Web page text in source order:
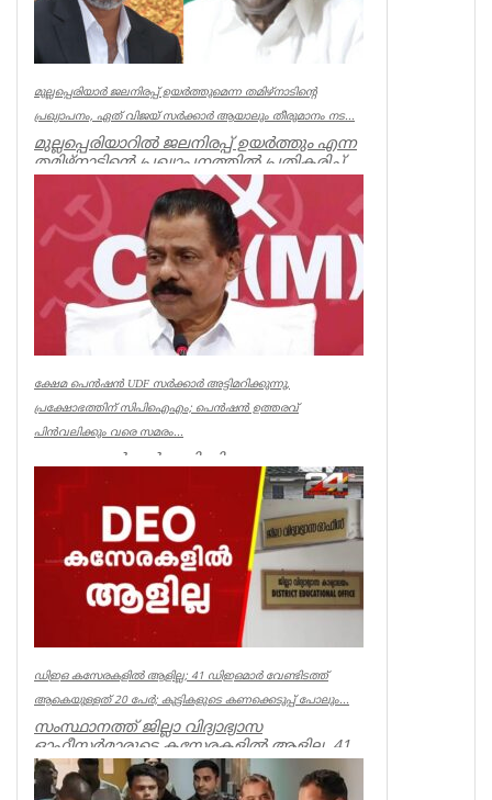
മുല്ലപ്പെരിയാർ ജലനിരപ്പ് ഉയർത്തുമെന്ന തമിഴ്നാടിന്റെ
പ്രഖ്യാപനം, ഏത് വിജയ് സർക്കാർ ആയാലും തീരുമാനം നട...
മുല്ലപ്പെരിയാറിൽ ജലനിരപ്പ് ഉയർത്തും എന്ന
തമിഴ്നാടിന്റെ പ്രഖ്യാപനത്തിൽ പ്രതികരിച്ച്
മുൻമന്ത്രി എം എം...
Kerala
ക്ഷേമ പെൻഷൻ UDF സർക്കാർ അട്ടിമറിക്കുന്നു,
പ്രക്ഷോഭത്തിന് സിപിഐഎം; പെൻഷൻ ഉത്തരവ്
പിൻവലിക്കും വരെ സമരം...
ക്ഷേമ പെൻഷൻ അട്ടിമറിക്കാനുള്ള ബോധ
പൂർവമായ ശ്രമമാണ് യു ഡി എഫ് സർക്കാർ
നടത്തുന്നതെന്ന് സിപിഐഎം സംസ്ഥാ...
Kerala
ഡിഇഒ കസേരകളില്‍ ആളില്ല; 41 ഡിഇഒമാര്‍ വേണ്ടിടത്ത്
ആകെയുള്ളത് 20 പേര്‍; കുട്ടികളുടെ കണക്കെടുപ്പ് പോലും...
സംസ്ഥാനത്ത് ജില്ലാ വിദ്യാഭ്യാസ
ഓഫീസര്‍മാരുടെ കസേരകളില്‍ ആളില്ല. 41
ഡിഇഒമാരില്‍ നിലവില്‍ ഉള്ളത് 20 പ...